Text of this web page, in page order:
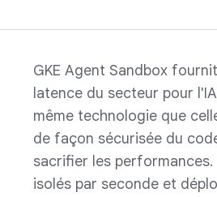
GKE Agent Sandbox
latence du secteur pour
même technologie que
de façon sécurisée du
sacrifier les
isolés par seconde et